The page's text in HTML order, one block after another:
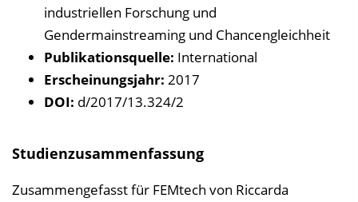
industriellen Forschung und
Gendermainstreaming und Chancengleichheit
Publikationsquelle: International
Erscheinungsjahr: 2017
DOI: d/2017/13.324/2
Studienzusammenfassung
Zusammengefasst für FEMtech von Riccarda